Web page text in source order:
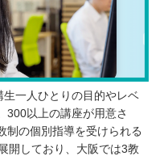
一人ひとりの目的やレベ
300以上の講座が用意さ
制の個別指導を受けられる
開しており、大阪では3教